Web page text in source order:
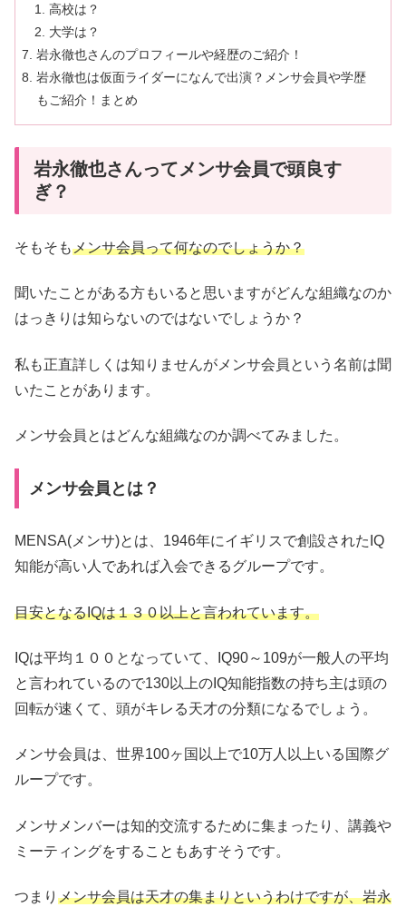
高校は？
大学は？
岩永徹也さんのプロフィールや経歴のご紹介！
岩永徹也は仮面ライダーになんで出演？メンサ会員や学歴
もご紹介！まとめ
岩永徹也さんってメンサ会員で頭良す
ぎ？
そもそもメンサ会員って何なのでしょうか？
聞いたことがある方もいると思いますがどんな組織なのか
はっきりは知らないのではないでしょうか？
私も正直詳しくは知りませんがメンサ会員という名前は聞
いたことがあります。
メンサ会員とはどんな組織なのか調べてみました。
メンサ会員とは？
MENSA(メンサ)とは、1946年にイギリスで創設されたIQ
知能が高い人であれば入会できるグループです。
目安となるIQは１３０以上と言われています。
IQは平均１００となっていて、IQ90～109が一般人の平均
と言われているので130以上のIQ知能指数の持ち主は頭の
回転が速くて、頭がキレる天才の分類になるでしょう。
メンサ会員は、世界100ヶ国以上で10万人以上いる国際グ
ループです。
メンサメンバーは知的交流するために集まったり、講義や
ミーティングをすることもあすそうです。
つまり メンサ会員は天才の集まりというわけですが、岩永